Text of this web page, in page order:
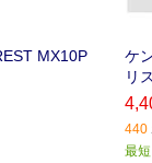
MX10P
ケ
リ
440
最